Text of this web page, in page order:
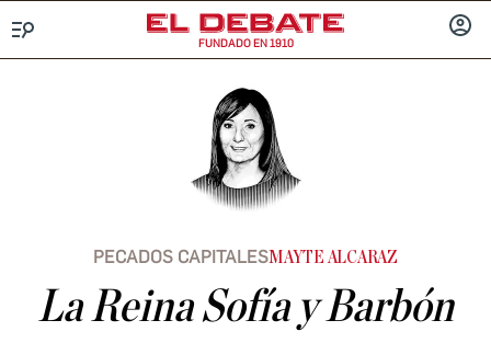
FUNDADO EN 1910
PECADOS CAPITALESMAYTE ALCARAZ
La Reina Sofía y Barbón